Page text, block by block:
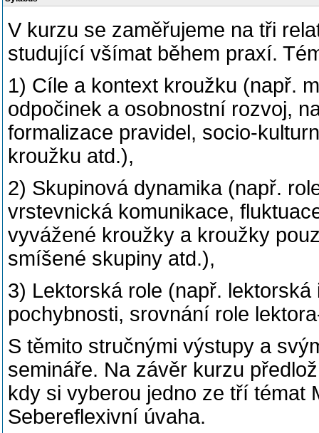
V kurzu se zaměřujeme na tři
studující všímat během praxí.
1) Cíle a kontext kroužku (např.
odpočinek a osobnostní rozvoj,
formalizace pravidel, socio-
kroužku atd.),
2) Skupinová dynamika (např.
vrstevnická komunikace,
vyvážené kroužky a kroužky
smíšené skupiny atd.),
3) Lektorská role (např. lektorská
pochybnosti, srovnání role
S těmito stručnými výstupy a svý
semináře. Na závěr kurzu předlož
kdy si vyberou jedno ze tří témat
Sebereflexivní úvaha.